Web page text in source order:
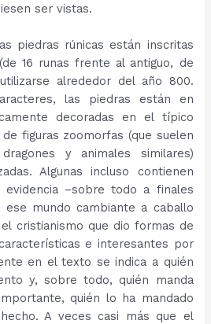
ser vistas.
piedras rúnicas están inscritas
16 runas frente al antiguo, de
alrededor del año 800.
las piedras están en
decoradas en el típico
figuras zoomorfas (que suelen
y animales similares)
Algunas incluso contienen
evidencia –sobre todo a finales
ese mundo cambiante a caballo
cristianismo que dio formas de
e interesantes por
en el texto se indica a quién
y, sobre todo, quién manda
quién lo ha mandado
A veces casi más que el